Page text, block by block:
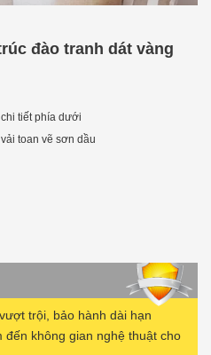
đào tranh dát vàng
tiết phía dưới
toan vẽ sơn dầu
trội, bảo hành dài hạn
đến không gian nghệ thuật cho